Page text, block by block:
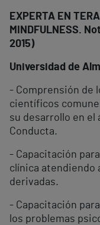
EXPERTA EN
MINDFULNESS.
2015)
Universidad de
- Comprensión de
científicos
su desarrollo en el
Conducta.
- Capacitación
clínica atendiendo
derivadas.
- Capacitación
los problemas